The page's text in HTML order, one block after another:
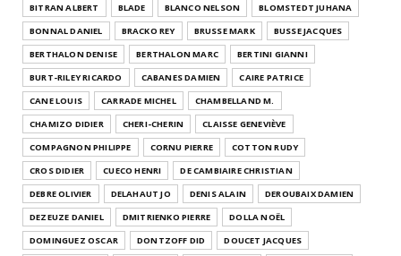
BITRAN ALBERT
BLADE BLANCO NELSON
BLOMSTEDT JUHANA
BONNAL DANIEL
BRACKO REY BRUSSE MARK
BUSSE JACQUES
BERTHALON DENISE
BERTHALON MARC
BERTINI GIANNI
BURT-RILEY RICARDO
CABANES DAMIEN
CAIRE PATRICE
CANE LOUIS
CARRADE MICHEL
CHAMBELLAND M.
CHAMIZO DIDIER
CHERI-CHERIN
CLAISSE GENEVIÈVE
COMPAGNON PHILIPPE
CORNU PIERRE
COTTON RUDY
CROS DIDIER
CUECO HENRI
DE CAMBIAIRE CHRISTIAN
DEBRE OLIVIER
DELAHAUT JO DENIS ALAIN
DEROUBAIX DAMIEN
DEZEUZE DANIEL
DMITRIENKO PIERRE
DOLLA NOËL
DOMINGUEZ OSCAR
DONTZOFF DID
DOUCET JACQUES